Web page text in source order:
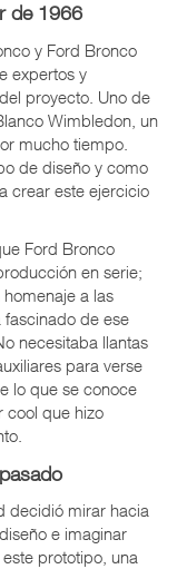
de 1966
y Ford Bronco
expertos y
proyecto. Uno de
Wimbledon, un
mucho tiempo.
de diseño y como
crear este ejercicio
Ford Bronco
en serie;
a las
de ese
necesitaba llantas
para verse
lo que se conoce
cool que hizo
decidió mirar hacia
e imaginar
prototipo, una